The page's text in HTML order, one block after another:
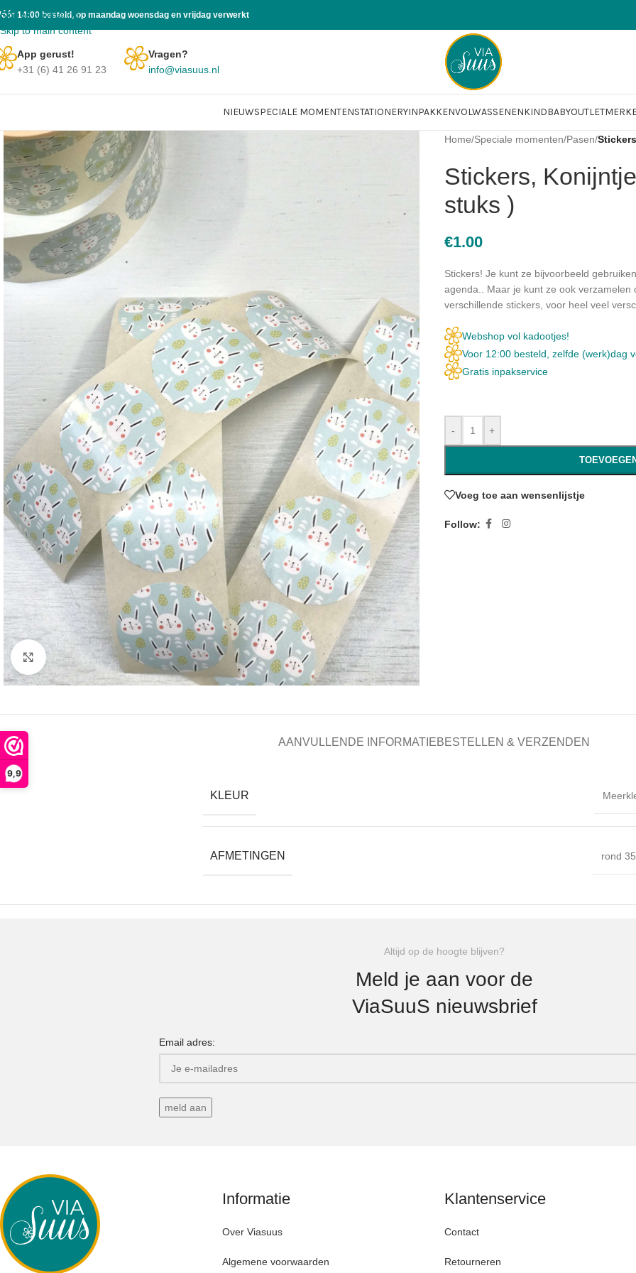
9,9
Skip to navigation
Skip to main content
14:00 besteld, op maandag woensdag en vrijdag verwerkt
App gerust!
+31 (6) 41 26 91 23
Vragen?
info@viasuus.nl
NIEUWSPECIALE MOMENTENSTATIONERYINPAKKENVOLWASSENENKINDBABYOUTLET
Click to enlarge
Home/Speciale momenten/Pasen/
Stickers,
stuks )
€1.00
Stickers! Je kunt ze bijvoorbeeld
agenda.. Maar je kunt ze ook
verschillende stickers, voor heel veel
Webshop vol kadootjes!
Voor 12:00 besteld, zelfde (werk)dag
Gratis inpakservice
- +
Voeg toe aan wensenlijstje
Follow:
AANVULLENDE INFORMATIEBESTELLEN & VERZENDEN
KLEUR
AFMETINGEN rond
Altijd op de hoogte blijven?
Meld je aan voor de
ViaSuuS nieuwsbrief
Email adres:
Informatie
Over Viasuus
Algemene voorwaarden
Klantenservice
Contact
Retourneren